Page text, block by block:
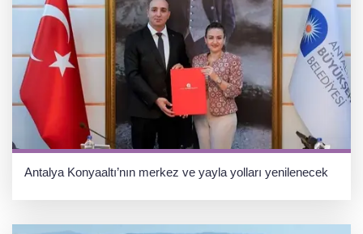
Antalya Konyaaltı’nın merkez ve yayla yolları yenilenecek